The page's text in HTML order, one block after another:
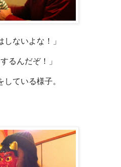
しないよな！」
るんだぞ！」
している様子。